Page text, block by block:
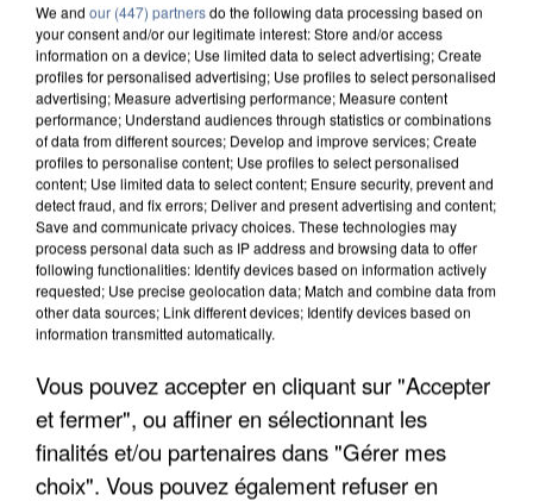
6h33
6h33 6h27
6h27 6h23
6h23
We and our (447) partnersdo the following data processing based on
your consent and/or our legitimate interest: Store and/or access
information on a device; Use limited data to select advertising; Create
profiles for personalised advertising; Use profiles to select personalised
advertising; Measure advertising performance; Measure content
performance; Understand audiences through statistics or combinations
of data from different sources; Develop and improve services; Create
profiles to personalise content; Use profiles to select personalised
content; Use limited data to select content; Ensure security, prevent and
detect fraud, and fix errors; Deliver and present advertising and content;
Save and communicate privacy choices. These technologies may
process personal data such as IP address and browsing data to offer
following functionalities: Identify devices based on information actively
requested; Use precise geolocation data; Match and combine data from
other data sources; Link different devices; Identify devices based on
information transmitted automatically.
Vous pouvez accepter en cliquant sur "Accepter
et fermer", ou affiner en sélectionnant les
finalités et/ou partenaires dans "Gérer mes
choix". Vous pouvez également refuser en